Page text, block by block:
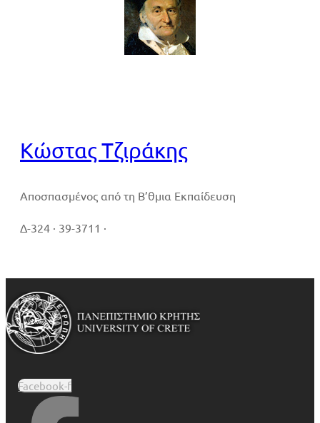
Κώστας Τζιράκης
Αποσπασμένος από τη Β’θμια Εκπαίδευση
Δ-324 · 39-3711 ·
Facebook-f